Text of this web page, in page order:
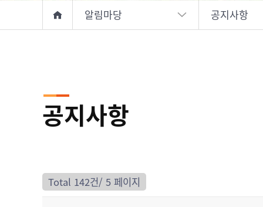
알림마당 공지사항
공지사항
Total 142건/ 5 페이지